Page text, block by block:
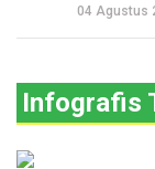
04 Agustus
Infografis